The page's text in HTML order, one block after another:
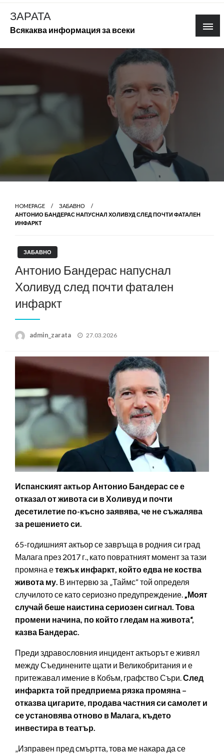
Skip
content
ЗАРАТА
Всякаква информация за всеки
HOMEPAGE
ЗАБАВНО
АНТОНИО БАНДЕРАС НАПУСНАЛ ХОЛИВУД СЛЕД ПОЧТИ ФАТАЛЕН
ИНФАРКТ
ЗАБАВНО
Антонио Бандерас напуснал
Холивуд след почти фатален
инфаркт
admin_zarata
Posted
27.03.2026
Испанският актьор Антонио Бандерас се е
отказал от живота си в Холивуд и почти
десетилетие по-късно заявява, че не съжалява
за решението си.
65-годишният актьор се завръща в родния си град
Малага през 2017 г., като повратният момент за тази
промяна етежък инфаркт, който едва не коства
живота му. В интервю за „Таймс“ той определя
случилото се като сериозно предупреждение.„Моят
случай беше наистина сериозен сигнал. Това
промени начина, по който гледам на живота“,
казва Бандерас.
Преди здравословния инцидент актьорът е живял
между Съединените щати и Великобритания и е
притежавал имение в Кобъм, графство Съри.След
инфаркта той предприема рязка промяна –
отказва цигарите, продава частния си самолет и
се установява отново в Малага, където
инвестира в театър.
„Изправен пред смъртта, това ме накара да се